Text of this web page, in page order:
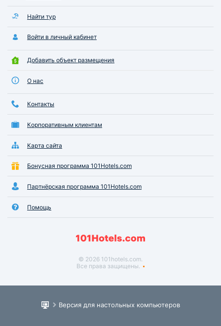
Найти тур
Войти в личный кабинет
Добавить объект размещения
О нас
Контакты
Корпоративным клиентам
Карта сайта
Бонусная программа 101Hotels.com
Партнёрская программа 101Hotels.com
Помощь
© 2026 101hotels.com.
Все права защищены.
Версия для настольных компьютеров